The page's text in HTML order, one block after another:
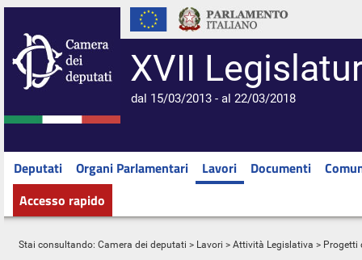
XVII
dal 15/03/2013 - al 22/03/2018
Deputati Organi Parlamentari Lavori Documenti
Accesso rapido
Stai consultando: Camera dei deputati > Lavori > Attività Legislativa > Progetti